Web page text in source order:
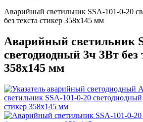
Аварийный светильник SSA-101-0-20
без текста стикер 358х145 мм
Аварийный светильник
светодиодный 3ч 3Вт без
358х145 мм